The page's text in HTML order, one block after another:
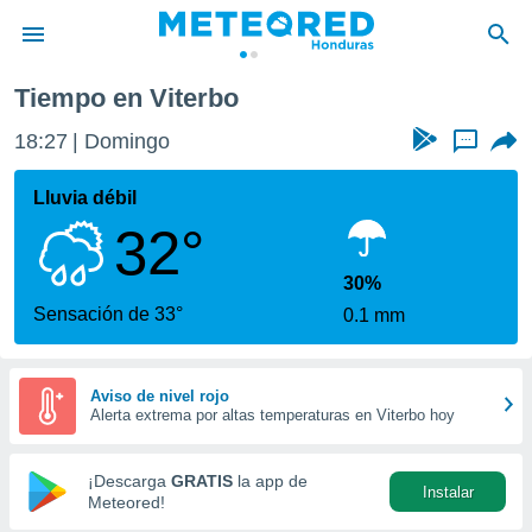
de
ha sido
para
que se
calidad.
a este
las
y
forma
digital
basada
Tiempo en Viterbo
18:27 Domingo ...
Lluvia débil
32°
Sensación de 33°
30%
0.1 mm
Aviso de nivel rojo
Alerta extrema por altas temperaturas en Viterbo hoy
¡Descarga GRATIS la app de
Meteored!
Instalar